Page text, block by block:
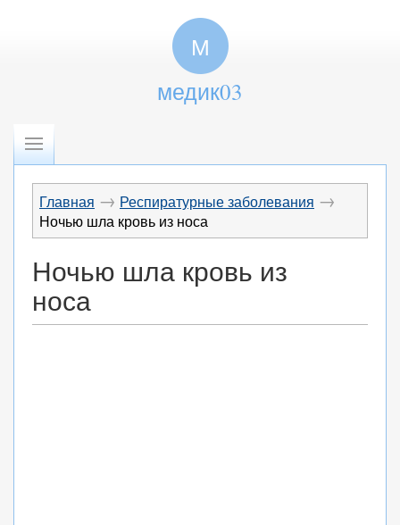
М
медик03
Главная → Респиратурные заболевания →
Ночью шла кровь из носа
Ночью шла кровь из
носа